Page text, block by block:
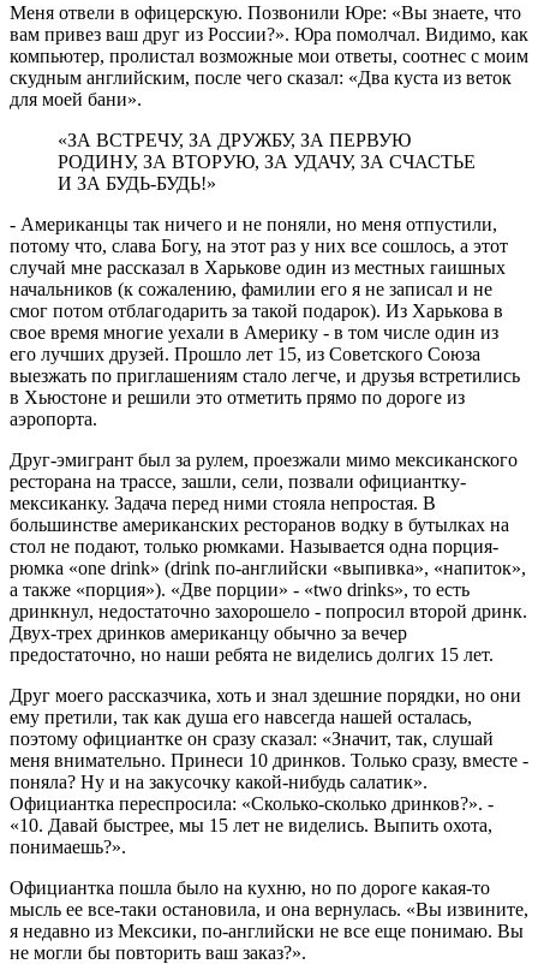
Меня отвели в офицерскую. Позвонили Юре: «Вы знаете, что
вам привез ваш друг из России?». Юра помолчал. Видимо, как
компьютер, пролистал возможные мои ответы, соотнес с моим
скудным английским, после чего сказал: «Два куста из веток
для моей бани».
«ЗА ВСТРЕЧУ, ЗА ДРУЖБУ, ЗА ПЕРВУЮ
РОДИНУ, ЗА ВТОРУЮ, ЗА УДАЧУ, ЗА СЧАСТЬЕ
И ЗА БУДЬ-БУДЬ!»
- Американцы так ничего и не поняли, но меня отпустили,
потому что, слава Богу, на этот раз у них все сошлось, а этот
случай мне рассказал в Харькове один из местных гаишных
начальников (к сожалению, фамилии его я не записал и не
смог потом отблагодарить за такой подарок). Из Харькова в
свое время многие уехали в Америку - в том числе один из
его лучших друзей. Прошло лет 15, из Советского Союза
выезжать по приглашениям стало легче, и друзья встретились
в Хьюстоне и решили это отметить прямо по дороге из
аэропорта.
Друг-эмигрант был за рулем, проезжали мимо мексиканского
ресторана на трассе, зашли, сели, позвали официантку-
мексиканку. Задача перед ними стояла непростая. В
большинстве американских ресторанов водку в бутылках на
стол не подают, только рюмками. Называется одна порция-
рюмка «one drink» (drink по-английски «выпивка», «напиток»,
а также «порция»). «Две порции» - «two drinks», то есть
дринкнул, недостаточно захорошело - попросил второй дринк.
Двух-трех дринков американцу обычно за вечер
предостаточно, но наши ребята не виделись долгих 15 лет.
Друг моего рассказчика, хоть и знал здешние порядки, но они
ему претили, так как душа его навсегда нашей осталась,
поэтому официантке он сразу сказал: «Значит, так, слушай
меня внимательно. Принеси 10 дринков. Только сразу, вместе -
поняла? Ну и на закусочку какой-нибудь салатик».
Официантка переспросила: «Сколько-сколько дринков?». -
«10. Давай быстрее, мы 15 лет не виделись. Выпить охота,
понимаешь?».
Официантка пошла было на кухню, но по дороге какая-то
мысль ее все-таки остановила, и она вернулась. «Вы извините,
я недавно из Мексики, по-английски не все еще понимаю. Вы
не могли бы повторить ваш заказ?».